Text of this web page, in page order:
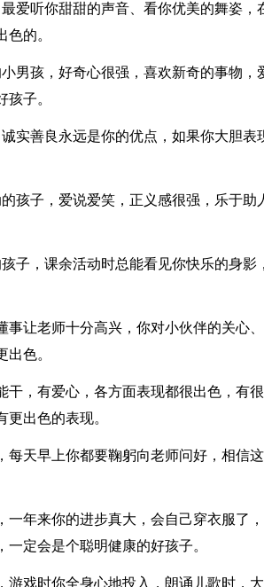
爱听你甜甜的声音、看你优美的舞姿，
的。
男孩，好奇心很强，喜欢新奇的事物
子。
实善良永远是你的优点，如果你大胆
孩子，爱说爱笑，正义感很强，乐于
子，课余活动时总能看见你快乐的身
事让老师十分高兴，你对小伙伴的关心
色。
干，有爱心，各方面表现都很出色，有
出色的表现。
每天早上你都要鞠躬向老师问好，相信
一年来你的进步真大，会自己穿衣服
定会是个聪明健康的好孩子。
游戏时你全身心地投入，朗诵儿歌时，